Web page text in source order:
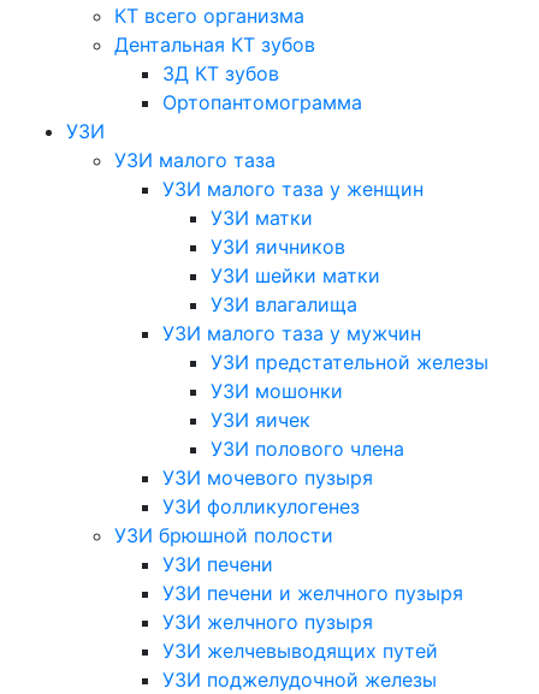
КТ всего организма
Дентальная КТ зубов
3Д КТ зубов
Ортопантомограмма
УЗИ
УЗИ малого таза
УЗИ малого таза у женщин
УЗИ матки
УЗИ яичников
УЗИ шейки матки
УЗИ влагалища
УЗИ малого таза у мужчин
УЗИ предстательной железы
УЗИ мошонки
УЗИ яичек
УЗИ полового члена
УЗИ мочевого пузыря
УЗИ фолликулогенез
УЗИ брюшной полости
УЗИ печени
УЗИ печени и желчного пузыря
УЗИ желчного пузыря
УЗИ желчевыводящих путей
УЗИ поджелудочной железы